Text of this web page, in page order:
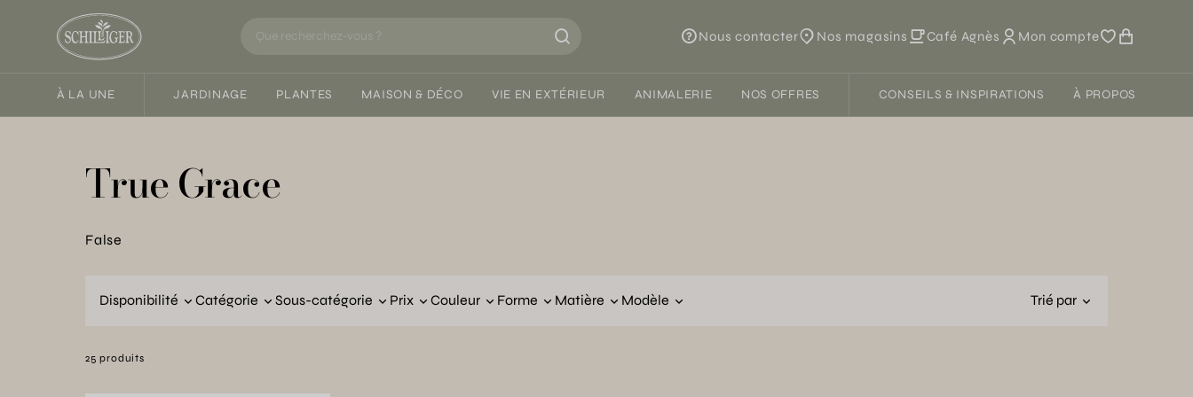
Nous contacter Nos magasins Café Agnès Mon compte
À LA UNE JARDINAGE PLANTES MAISON & DÉCO VIE EN EXTÉRIEUR ANIMALERIE NOS OFFRES CONSEILS & INSPIRATIONS À PROPOS
True Grace
False
Disponibilité Catégorie Sous-catégorie Prix Couleur Forme Matière Modèle Trié par
25 produits